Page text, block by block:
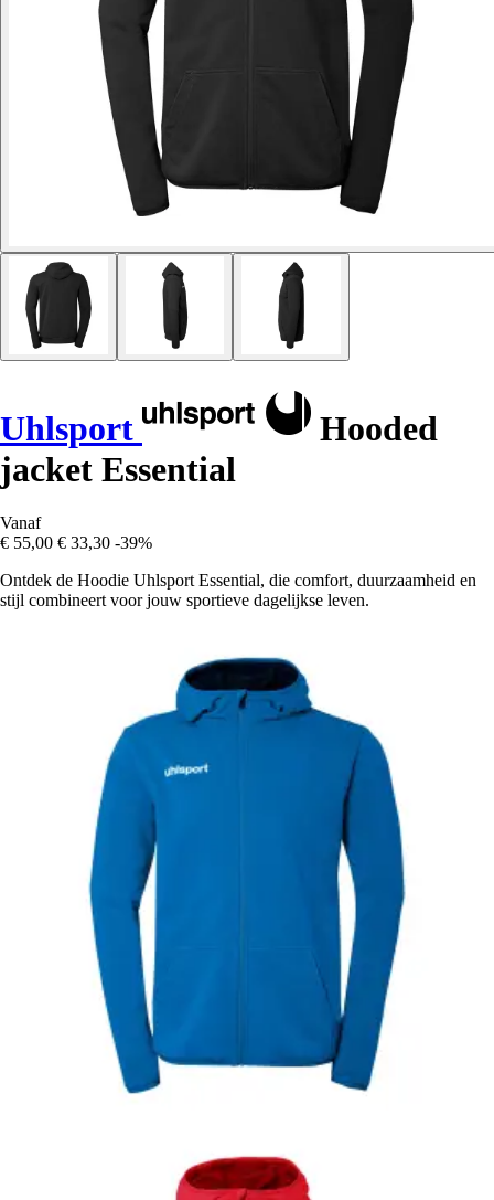
Uhlsport
Hooded
jacket Essential
Vanaf
€ 55,00 € 33,30 -39%
Ontdek de Hoodie Uhlsport Essential, die comfort, duurzaamheid en
stijl combineert voor jouw sportieve dagelijkse leven.